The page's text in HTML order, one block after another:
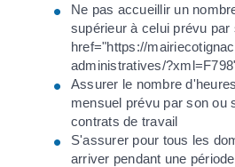
Ne pas accueillir un
supérieur à celui prévu par
href="https://
administratives/
Assurer le nombre
mensuel prévu par son ou
contrats de travail
S'assurer pour tous les
arriver pendant une